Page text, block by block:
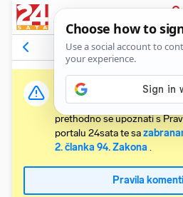
Komentari261
Važna obavijest:
Svaki korisnik koji želi
prethodno se upoznati s
portalu 24sata te sa
2. članka 94. Zakona .
Pravila